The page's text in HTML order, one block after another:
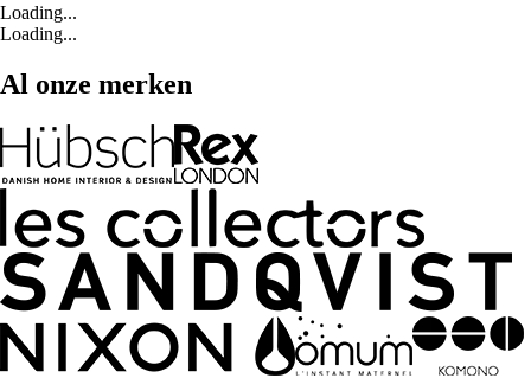
Loading...
Loading...
Al onze merken